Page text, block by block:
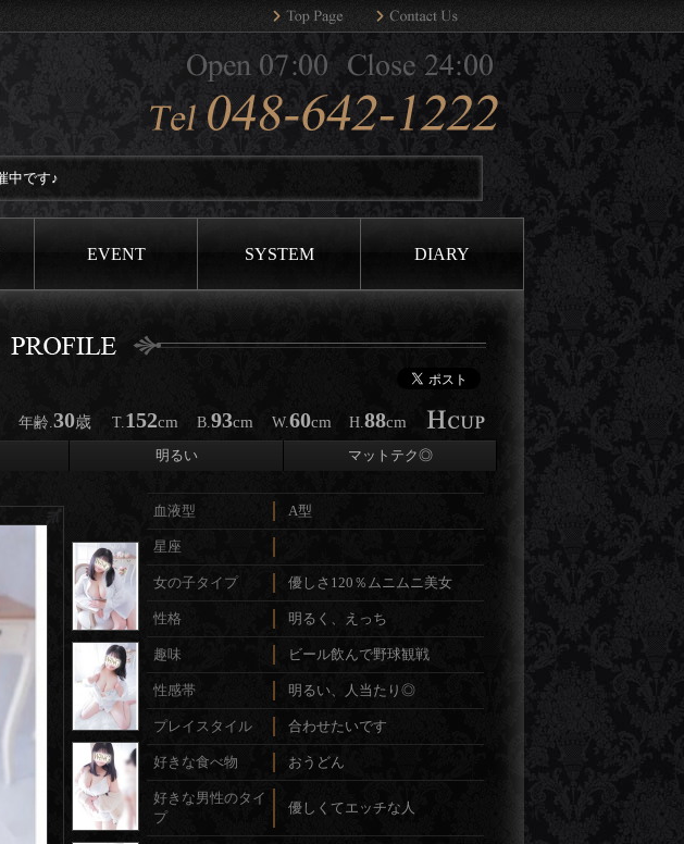
EVENT SYSTEM DIARY
年齢.30歳 T.152cm B.93cm W.60cm H.88cm
明るい マットテク◎
血液型 A型
星座
女の子タイプ 優しさ120％ムニムニ美女
性格 明るく、えっち
趣味 ビール飲んで野球観戦
性感帯 明るい、人当たり◎
プレイスタイル 合わせたいです
好きな食べ物 おうどん
好きな男性のタイ
プ
優しくてエッチな人